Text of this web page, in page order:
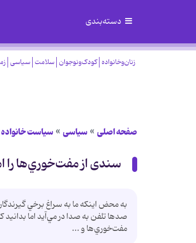
دسته‌بندی
زنان‌وخانواده کودک‌ونوجوان سلامت سیاسی
صفحه اصلی سیاسی سیاست خانواده
سندی از مفت‌خوري‌ها را
به محض اينكه ما به سراغ برخي
صدها تلفن به صدا در مي‌آيد اما
مفت‌خوري‌ها و ...